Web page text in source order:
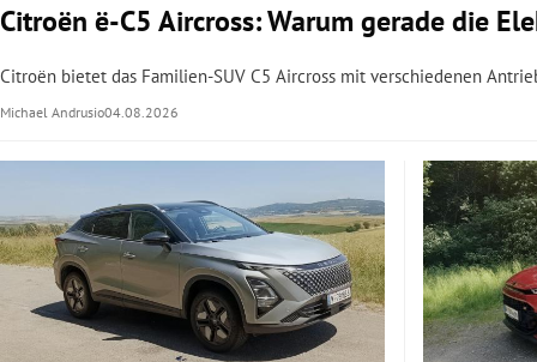
Citroën ë-C5 Aircross: Warum gerade die
Citroën bietet das Familien-SUV C5 Aircross mit verschiedenen
Michael Andrusio04.08.2026